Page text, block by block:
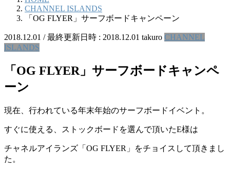
CHANNEL ISLANDS
「OG FLYER」サーフボードキャンペーン
2018.12.01 / 最終更新日時 : 2018.12.01 takuro CHANNEL
ISLANDS
「OG FLYER」サーフボードキャンペ
ーン
現在、行われている年末年始のサーフボードイベント。
すぐに使える、ストックボードを選んで頂いたE様は
チャネルアイランズ「OG FLYER」をチョイスして頂きまし
た。